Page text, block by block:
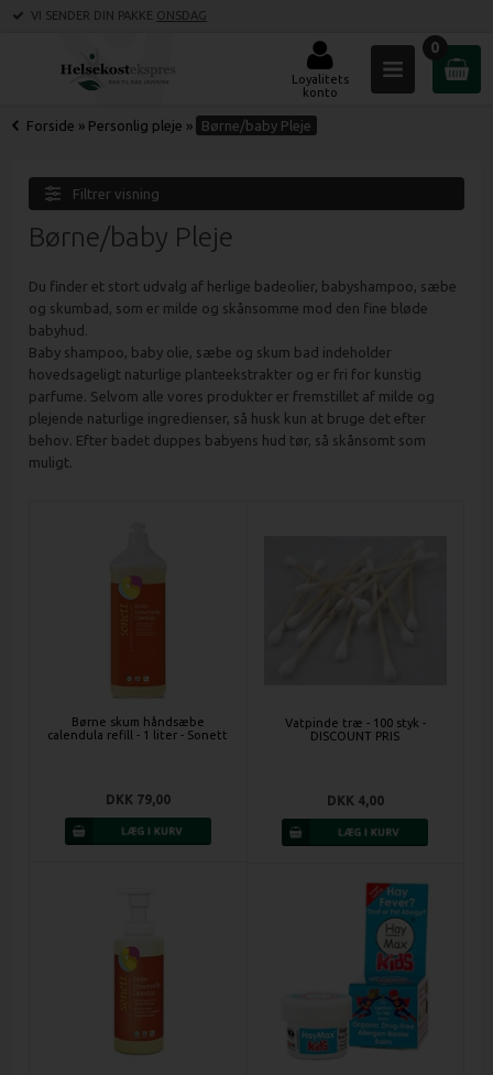
VI SENDER DIN PAKKE ONSDAG
0
Loyalitets
konto
Forside » Personlig pleje » Børne/baby Pleje
Filtrer visning
Børne/baby Pleje
Du finder et stort udvalg af herlige badeolier, babyshampoo, sæbe
og skumbad, som er milde og skånsomme mod den fine bløde
babyhud.
Baby shampoo, baby olie, sæbe og skum bad indeholder
hovedsageligt naturlige planteekstrakter og er fri for kunstig
parfume. Selvom alle vores produkter er fremstillet af milde og
plejende naturlige ingredienser, så husk kun at bruge det efter
behov. Efter badet duppes babyens hud tør, så skånsomt som
muligt.
Børne skum håndsæbe
calendula refill - 1 liter - Sonett
DKK 79,00
Vatpinde træ - 100 styk -
DISCOUNT PRIS
DKK 4,00